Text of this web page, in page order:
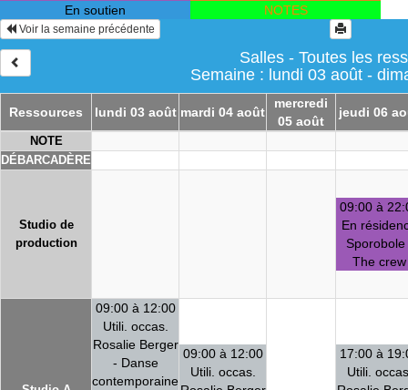
En soutien
NOTES
Voir la semaine précédente
Salles - Toutes les
Semaine : lundi 03 août -
Ressources lundi 03 août mardi 04 août
mercredi
05 août
jeudi 06
NOTE
DÉBARCADÈRE
Studio de
production
09:00 à
En
Sporobole
The crew
09:00 à 12:00
Utili. occas.
Rosalie Berger
- Danse
contemporaine
09:00 à 12:00
Utili. occas.
17:00 à
Utili.